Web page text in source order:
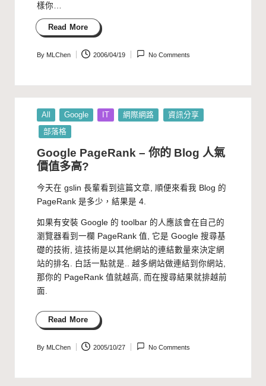
樣你…
Read More
Posted
By MLChen 2006/04/19 No Comments
Posted
in
All Google IT 網際網路
資訊分享
部落格
Google PageRank – 你的 Blog 人氣
價值多高?
今天在 gslin 長輩看到這篇文章 , 順便來看我 Blog 的
PageRank是多少，結果是 4.
如果有安裝 Google的 toolbar 的人應該會在自己的
瀏覽器看到一欄 PageRank 值, 它是 Google 搜尋基
礎的技術, 這技術是以其他網站的連結數量來決定網
站的排名. 白話一點就是.. 越多網站做連結到你網站,
那你的 PageRank 值就越高, 而在搜尋結果就排越前
面.
Read More
Posted
By MLChen 2005/10/27 No Comments